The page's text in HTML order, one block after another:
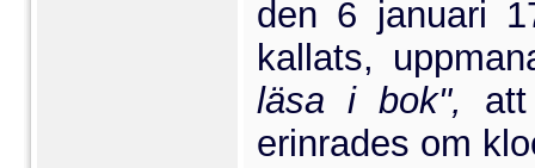
den 6 januari
kallats,
läsa i bok",
erinrades om